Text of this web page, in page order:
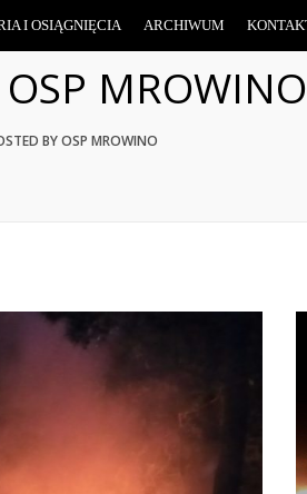
MROWINO
BY OSP MROWINO
I OSIĄGNIĘCIA ARCHIWUM